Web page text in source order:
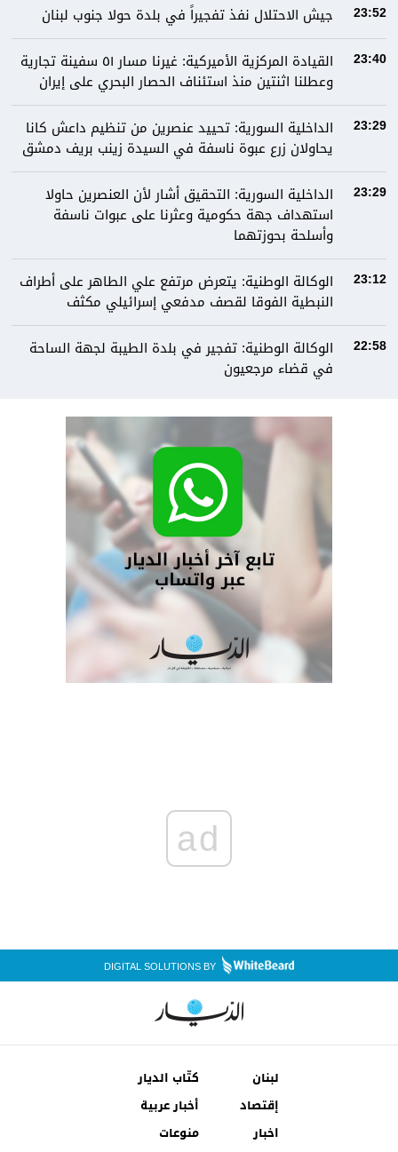
23:52 جيش الاحتلال نفذ تفجيراً في بلدة حولا جنوب لبنان
23:40
القيادة المركزية الأميركية: غيرنا مسار ٥١ سفينة تجارية
وعطلنا اثنتين منذ استئناف الحصار البحري على إيران
23:29
الداخلية السورية: تحييد عنصرين من تنظيم داعش كانا
يحاولان زرع عبوة ناسفة في السيدة زينب بريف دمشق
23:29
الداخلية السورية: التحقيق أشار لأن العنصرين حاولا
استهداف جهة حكومية وعثرنا على عبوات ناسفة
وأسلحة بحوزتهما
23:12
الوكالة الوطنية: يتعرض مرتفع علي الطاهر على أطراف
النبطية الفوقا لقصف مدفعي إسرائيلي مكثف
22:58
الوكالة الوطنية: تفجير في بلدة الطيبة لجهة الساحة
في قضاء مرجعيون
ad
DIGITAL SOLUTIONS BY
لبنان
كتّاب الديار
إقتصاد
أخبار عربية
اخبار
منوعات